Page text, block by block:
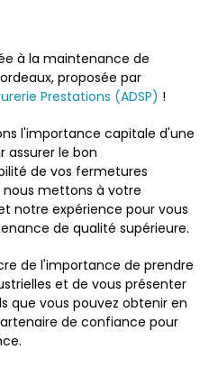
à la maintenance de
proposée par
Prestations (ADSP) !
l'importance capitale d'une
assurer le bon
de vos fermetures
nous mettons à votre
notre expérience pour vous
de qualité supérieure.
de l'importance de prendre
et de vous présenter
que vous pouvez obtenir en
de confiance pour